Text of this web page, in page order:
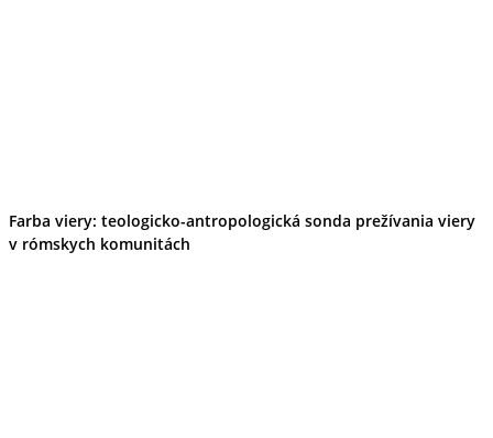
Farba viery: teologicko-antropologická sonda prežívania viery
v rómskych komunitách